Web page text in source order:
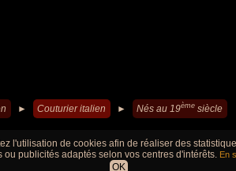
► Couturier italien ► Nés au 19ème siècle
l'utilisation de cookies afin de réaliser des
ou publicités adaptés selon vos centres d'intérêts. En
OK